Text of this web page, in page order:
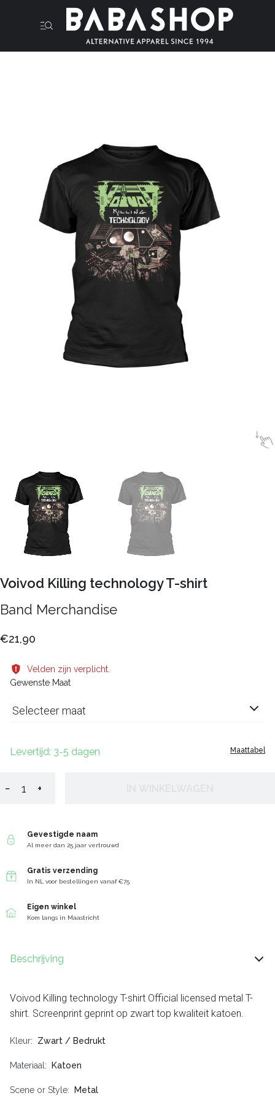
Voivod Killing technology T-shirt
Band Merchandise
€21,90
Velden zijn verplicht.
Gewenste Maat
Selecteer maat
Maattabel
Levertijd: 3-5 dagen
− +
Gevestigde naam
Al meer dan 25 jaar vertrouwd
Gratis verzending
In NL voor bestellingen vanaf €75
Eigen winkel
Kom langs in Maastricht
Beschrijving
Voivod Killing technology T-shirt Official licensed metal T-
shirt. Screenprint geprint op zwart top kwaliteit katoen.
Kleur Zwart / Bedrukt
Materiaal Katoen
Scene or Style Metal